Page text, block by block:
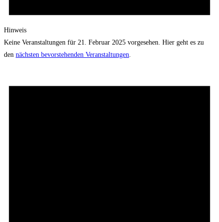
Hinweis
Keine Veranstaltungen für 21. Februar 2025 vorgesehen. Hier geht es zu
den nächsten bevorstehenden Veranstaltungen